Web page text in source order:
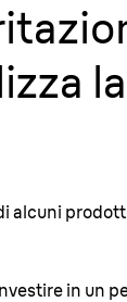
alcuni
in un